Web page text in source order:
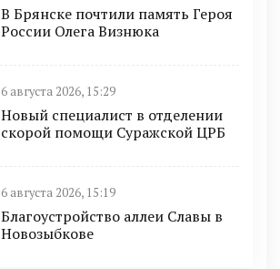
В Брянске почтили память Героя
России Олега Визнюка
6 августа 2026, 15:29
Новый специалист в отделении
скорой помощи Суражской ЦРБ
6 августа 2026, 15:19
Благоустройство аллеи Славы в
Новозыбкове